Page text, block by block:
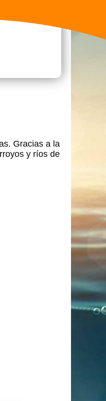
Gracias a la
y ríos de